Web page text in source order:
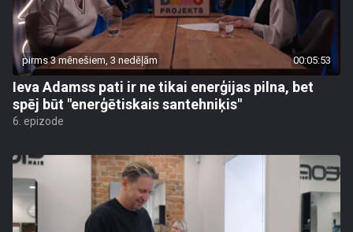
pirms 3 mēnešiem, 3 nedēļām 00:05:53
Ieva Adamss pati ir ne tikai enerģijas pilna, bet
spēj būt "enerģētiskais santehniķis"
6. epizode